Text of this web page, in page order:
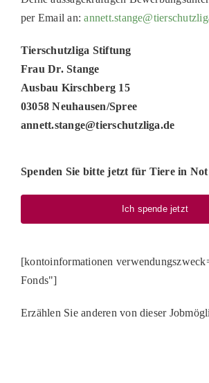
per Email an:
Tierschutzliga Stiftung
Frau Dr. Stange
Ausbau Kirschberg 15
03058 Neuhausen/Spree
annett.stange@tierschutzliga.de
Spenden Sie bitte jetzt für Tiere in
Ich spende jetzt
[kontoinformationen
Fonds"]
Erzählen Sie anderen von dieser